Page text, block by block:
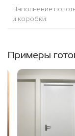
Наполнение
и коробки:
Примеры